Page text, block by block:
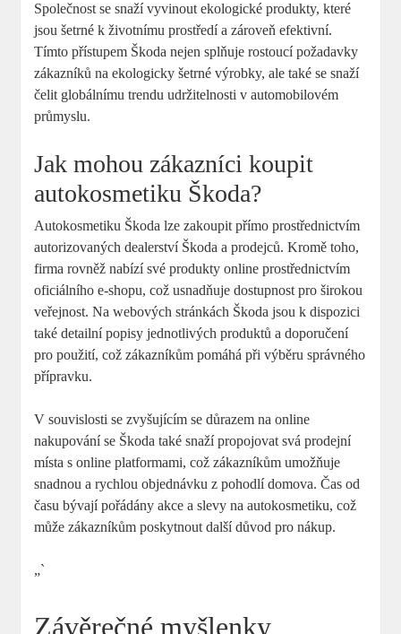
Společnost ​se snaží vyvinout ekologické⁣ produkty, ⁤které
jsou ‌šetrné k ‍životnímu prostředí a zároveň efektivní.
Tímto přístupem Škoda ⁢nejen splňuje rostoucí požadavky
zákazníků na ekologicky šetrné výrobky, ale také se snaží
čelit globálnímu trendu‌ udržitelnosti v automobilovém
průmyslu.
Jak mohou zákazníci koupit
autokosmetiku⁤ Škoda?
Autokosmetiku Škoda lze zakoupit přímo prostřednictvím
autorizovaných dealerství ⁤Škoda a prodejců. ⁤Kromě‍ toho,
firma rovněž ‌nabízí‌ své produkty ‌online⁤ prostřednictvím
oficiálního ‌e-shopu, což usnadňuje dostupnost pro⁢ širokou
veřejnost. Na webových stránkách Škoda jsou k⁤ dispozici
také detailní popisy⁢ jednotlivých produktů a doporučení
pro použití, což ‍zákazníkům pomáhá při​ výběru správného⁣
přípravku.
V souvislosti se zvyšujícím se důrazem na ⁣online ​
nakupování se Škoda‌ také ‌snaží propojovat svá prodejní
místa s ‍online platformami, což zákazníkům umožňuje⁤
snadnou​ a rychlou objednávku z pohodlí domova. Čas od
⁢času ⁢bývají pořádány akce​ a slevy ⁢na​ autokosmetiku, což ​
může‌ zákazníkům ⁢poskytnout‍ další ‍důvod ⁣pro nákup.
„`
Závěrečné‍ myšlenky